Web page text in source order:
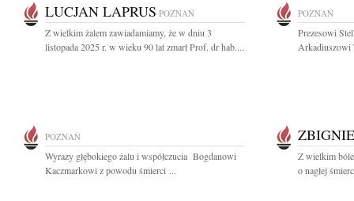
LUCJAN LAPRUS POZNAŃ
Z wielkim żalem zawiadamiamy, że w dniu 3
listopada 2025 r. w wieku 90 lat zmarł Prof. dr hab....
POZNAŃ
Prezesowi
Arkadiuszowi
POZNAŃ
Wyrazy głębokiego żalu i współczucia Bogdanowi
Kaczmarkowi z powodu śmierci ...
Z wielkim
o nagłej